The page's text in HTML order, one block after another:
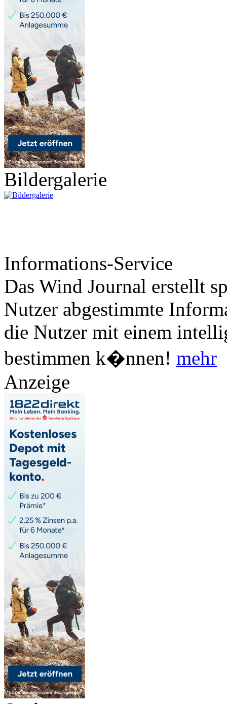
Bildergalerie
Informations-Service
Das Wind Journal erstellt
Nutzer abgestimmte
die Nutzer mit einem
bestimmen k�nnen! mehr
Anzeige